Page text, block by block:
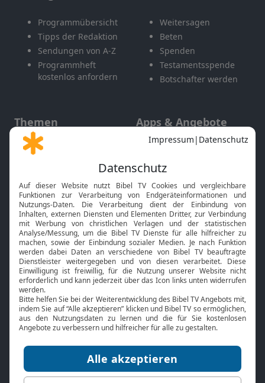
Programmübersicht
Tipps der Redaktion
Sendungen von A-Z
Programmheft
kostenlos anfordern
Weitersagen
Beten
Spenden
Testamentsspende
Botschafter werden
Themen
Gott und Bibel erklärt
Neuigkeiten
Apps & Angebote
Mobile App
Smart TV
HbbTV
Bibelthek Online-Bibel
Nächster Gottesdienst
Bibel TV
Über uns
Jobs
Mediadaten
Service
Kontakt
TV-Empfang